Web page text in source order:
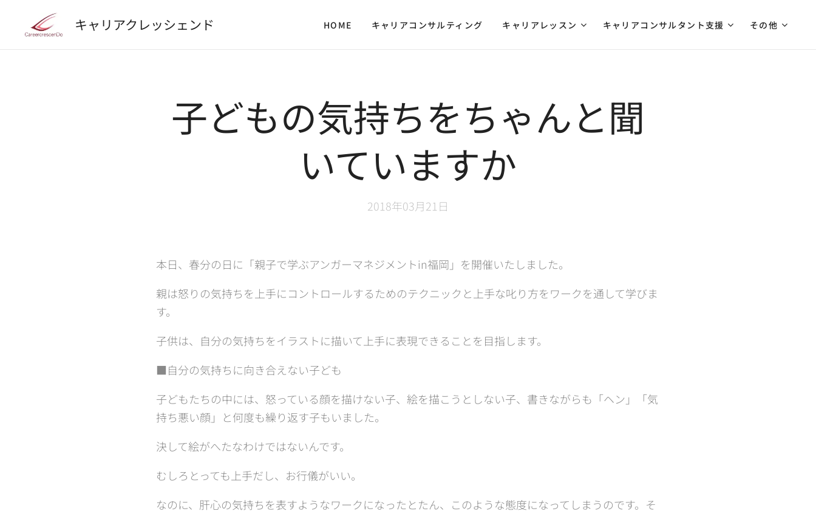
キャリアクレッシェンド HOME キャリアコンサルティング キャリアレッスン キャリアコンサルタント支援 その他
子どもの気持ちをちゃんと聞
いていますか
2018年03月21日
本日、春分の日に「親子で学ぶアンガーマネジメントin福岡」を開催いたしました。
親は怒りの気持ちを上手にコントロールするためのテクニックと上手な叱り方をワークを通して学びま
す。
子供は、自分の気持ちをイラストに描いて上手に表現できることを目指します。
■自分の気持ちに向き合えない子ども
子どもたちの中には、怒っている顔を描けない子、絵を描こうとしない子、書きながらも「ヘン」「気
持ち悪い顔」と何度も繰り返す子もいました。
決して絵がへたなわけではないんです。
むしろとっても上手だし、お行儀がいい。
なのに、肝心の気持ちを表すようなワークになったとたん、このような態度になってしまうのです。そ